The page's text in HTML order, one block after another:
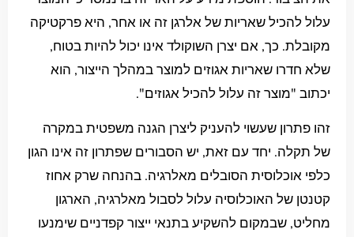
עלול להכיל שאריות של אלרגן זה או אחר, היא פרקטיקה
מקובלת. כך, אם יצרן השוקולד אינו יכול להיות בטוח,
שלא חדרו שאריות אגוזים למוצר במהלך הייצור, הוא
יכתוב "מוצר זה עלול להכיל אגוזים".
זהו פתרון שעשוי להעניק ליצרן הגנה משפטית במקרה
של תקלה. יחד עם זאת, יש הסבורים שפתרון זה אינו הגון
כלפי אוכלוסית הסובלים מאלרגיה. בהנחה שרק אחוז
קטנטן של האוכלוסיה עלול לסבול מאלרגיה, הארגון
מחליט, שבמקום להשקיע בתנאי ייצור קפדניים שימנעו